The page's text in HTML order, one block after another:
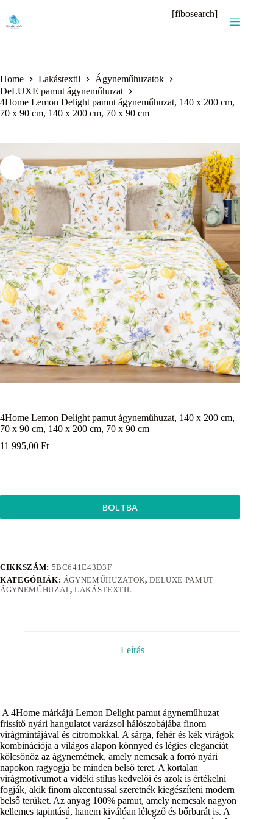
content
[fibosearch]
Home Lakástextil
Ágyneműhuzatok
DeLUXE pamut ágyneműhuzat
4Home Lemon Delight pamut ágyneműhuzat, 140 x 200 cm,
70 x 90 cm, 140 x 200 cm, 70 x 90 cm
4Home Lemon Delight pamut ágyneműhuzat, 140 x 200 cm,
70 x 90 cm, 140 x 200 cm, 70 x 90 cm
11 995,00 Ft
BOLTBA
CIKKSZÁM: 5BC641E43D3F
KATEGÓRIÁK: ÁGYNEMŰHUZATOK,DELUXE PAMUT
ÁGYNEMŰHUZAT,LAKÁSTEXTIL
Leírás
A 4Home márkájú Lemon Delight pamut ágyneműhuzat
frissítő nyári hangulatot varázsol hálószobájába finom
virágmintájával és citromokkal. A sárga, fehér és kék virágok
kombinációja a világos alapon könnyed és légies eleganciát
kölcsönöz az ágynemétnek, amely nemcsak a forró nyári
napokon ragyogja be minden belső teret. A kortalan
virágmotívumot a vidéki stílus kedvelői és azok is értékelni
fogják, akik finom akcentussal szeretnék kiegészíteni modern
belső terüket. Az anyag 100% pamut, amely nemcsak nagyon
kellemes tapintású, hanem kiválóan lélegző és bőrbarát is. A